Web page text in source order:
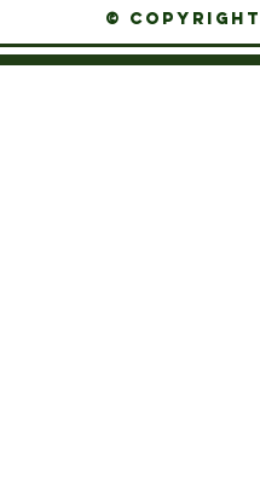
© Copyright